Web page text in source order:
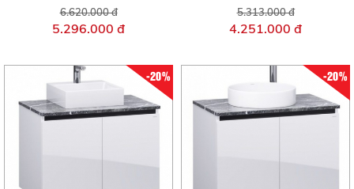
6.620.000 đ
5.296.000 đ
5.313.000 đ
4.251.000 đ
-20% -20%